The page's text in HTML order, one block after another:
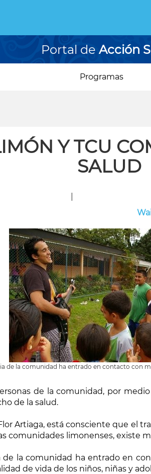
Portal de Acción
Programas
Y TCU
SALUD
de la comunidad ha entrado en contacto con
de la comunidad, por
de la salud.
Artiaga, está consciente que el
comunidades limonenses, existe
de la comunidad ha entrado en
de vida de los niños, niñas y